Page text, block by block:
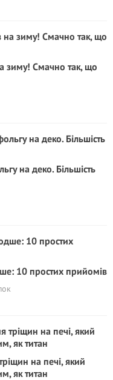
зиму! Смачно так, що
на деко. Більшість
10 простих прийомів
на печі, який
як титан